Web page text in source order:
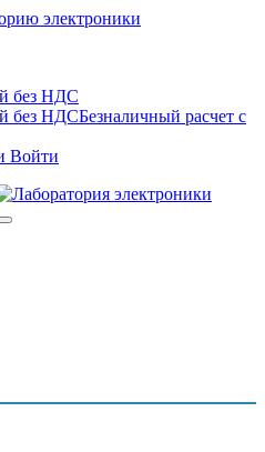
электроники
без НДС
без НДСБезналичный расчет с
Войти